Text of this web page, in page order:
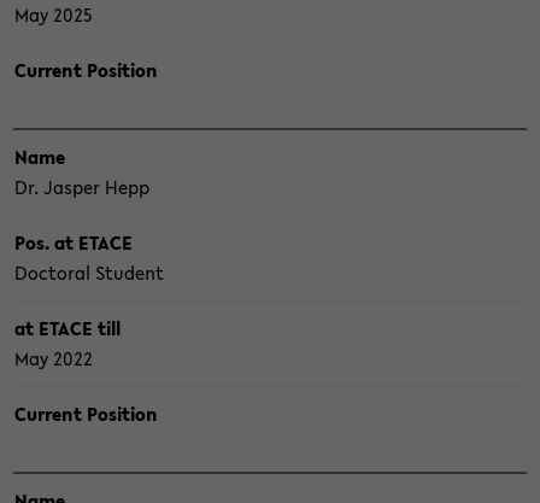
May 2025
Cur­rent Po­si­ti­on
Name
Dr. Jasper Hepp
Pos. at ETACE
Doc­to­ral Stu­dent
at ETACE till
May 2022
Cur­rent Po­si­ti­on